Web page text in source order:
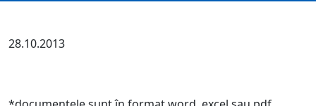
28.10.2013